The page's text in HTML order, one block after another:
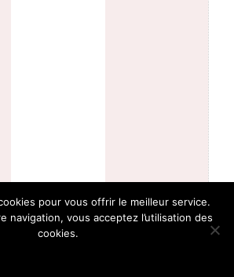
pour vous offrir le meilleur service.
navigation, vous acceptez l’utilisation des
cookies.